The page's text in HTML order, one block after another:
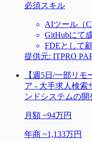
必須スキル
AIツール（
GitHubにて
FDEとして
提供元: ITPRO
【週5日/一部リ
ア - 大手求人検索
ンドシステムの開
月額 ~94万円
年商 ~1,133万円